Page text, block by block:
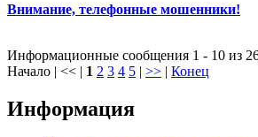
Внимание, телефонные мошенники!
Информационные сообщения 1 - 10 из
Начало | << | 1 2 3 4 5 | >> | Конец
Информация